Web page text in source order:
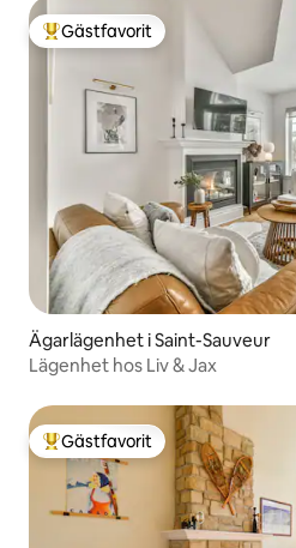
Populär gästfavorit
Gästfavorit
Ägarlägenhet i Saint-Sauveur
Lägenhet hos Liv & Jax
Populär gästfavorit
Gästfavorit